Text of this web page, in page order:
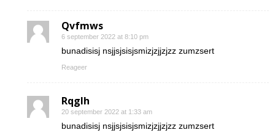
Qvfmws
6 september 2022 at 8:10 pm
bunadisisj nsjjsjsisjsmizjzjjzjzz zumzsert
Reageer
Rqglh
20 september 2022 at 1:33 am
bunadisisj nsjjsjsisjsmizjzjjzjzz zumzsert